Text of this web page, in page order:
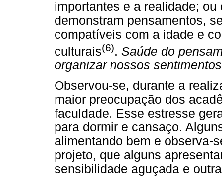
importantes e a realidade;
demonstram pensamentos,
compatíveis com a idade e
culturais(6). Saúde do
organizar nossos
Observou-se, durante a
maior preocupação dos
faculdade. Esse estresse
para dormir e cansaço.
alimentando bem e observa-
projeto, que alguns
sensibilidade aguçada e